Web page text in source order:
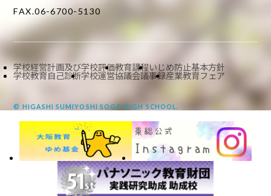
FAX.06-6700-5130
学校経営計画及び学校評価教育課程いじめ防止基本方針
学校教育自己診断学校運営協議会議事録産業教育フェア
© HIGASHI SUMIYOSHI SOGO HIGH SCHOOL.